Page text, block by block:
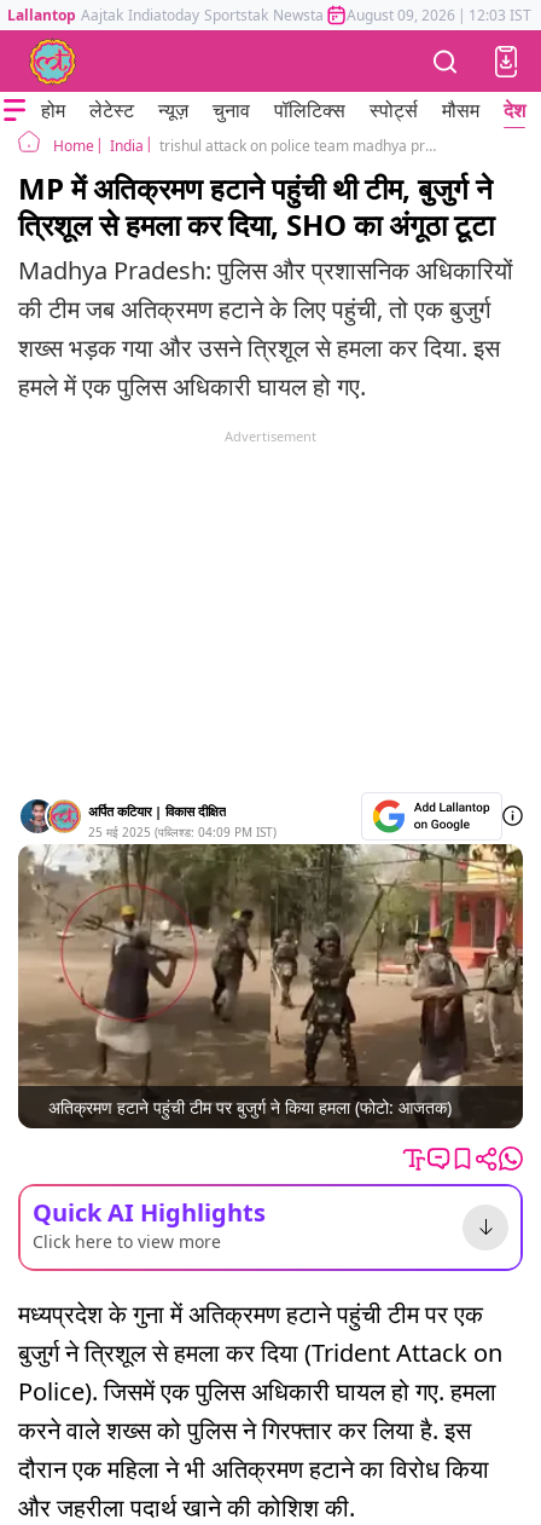
Lallantop Aajtak Indiatoday Sportstak Newstak Mumbai Tak Astrotak
August 09, 2026 | 12:03 IST
होम लेटेस्ट न्यूज़ चुनाव पॉलिटिक्स स्पोर्ट्स मौसम देश
Home India trishul attack on police team madhya pradesh guna during remove encroachment
MP में अतिक्रमण हटाने पहुंची थी टीम, बुजुर्ग ने
त्रिशूल से हमला कर दिया, SHO का अंगूठा टूटा
Madhya Pradesh: पुलिस और प्रशासनिक अधिकारियों
की टीम जब अतिक्रमण हटाने के लिए पहुंची, तो एक बुजुर्ग
शख्स भड़क गया और उसने त्रिशूल से हमला कर दिया. इस
हमले में एक पुलिस अधिकारी घायल हो गए.
Advertisement
अर्पित कटियार | विकास दीक्षित
25 मई 2025 (पब्लिश्ड: 04:09 PM IST)
अतिक्रमण हटाने पहुंची टीम पर बुजुर्ग ने किया हमला (फोटो: आजतक)
Quick AI Highlights
Click here to view more
मध्यप्रदेश के गुना में अतिक्रमण हटाने पहुंची टीम पर एक
बुजुर्ग ने त्रिशूल से हमला कर दिया (Trident Attack on
Police). जिसमें एक पुलिस अधिकारी घायल हो गए. हमला
करने वाले शख्स को पुलिस ने गिरफ्तार कर लिया है. इस
दौरान एक महिला ने भी अतिक्रमण हटाने का विरोध किया
और जहरीला पदार्थ खाने की कोशिश की.